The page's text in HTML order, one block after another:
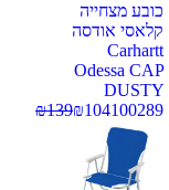
כובע מצחייה
קלאסי אודסה
Carhartt
Odessa CAP
DUSTY
100289
₪104
₪139